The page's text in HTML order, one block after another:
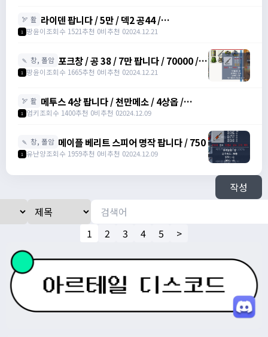
🏹 활 라이덴 팝니다 / 5만 / 덱2 공44 /
https://open.kakao.com/o/szTBqf6g
1 팡윤이조회수 1521추천 0비추천 02024.12.21
🍡 창, 폴암 포크창 / 공 38 / 7만 팝니다 / 70000 /
포크 창 /
https://open.kakao.com/o/szTBqf6g
1 팡윤이조회수 1665추천 0비추천 02024.12.21
🏹 활 메투스 4상 팝니다 / 천만메소 / 4상옵 /
https://open.kakao.com/o/srDmv3Wf
1 엄키조회수 1400추천 0비추천 02024.12.09
🍡 창, 폴암 메이플 베리트 스피어 명작 팝니다 / 750
1 유난양조회수 1959추천 0비추천 02024.12.09
작성
1 2 3 4 5 >